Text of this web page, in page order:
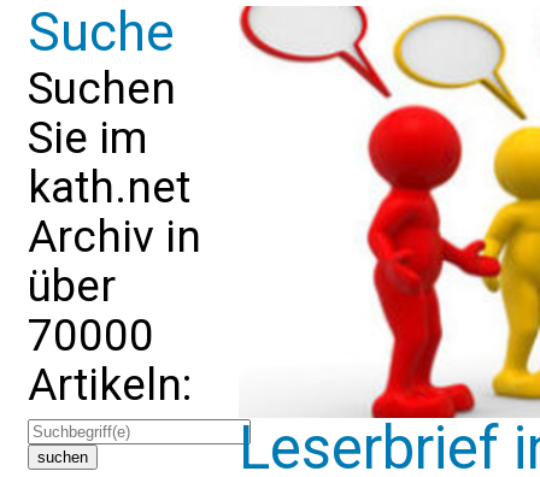
Suche
Suchen
Sie im
kath.net
Archiv in
über
70000
Artikeln:
Leserbrief